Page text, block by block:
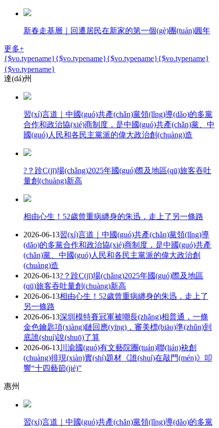
新春走基層｜回遷居民在新家的第一個(gè)團(tuán)圓年
更多+
{$vo.typename}{$vo.typename}{$vo.typename}{$vo.typename}
{$vo.typename}
達(dá)州
習(xí)言道｜中國(guó)共產(chǎn)黨領(lǐng)導(dǎo)的多黨
合作和政治協(xié)商制度，是中國(guó)共產(chǎn)黨、中
國(guó)人民和各民主黨派的偉大政治創(chuàng)造
?？跈C(jī)場(chǎng)2025年國(guó)際及地區(qū)旅客吞吐
量創(chuàng)新高
相由心生！52歲曾重病纏身的朱迅，走上了另一條路
2026-06-13習(xí)言道｜中國(guó)共產(chǎn)黨領(lǐng)導
(dǎo)的多黨合作和政治協(xié)商制度，是中國(guó)共產
(chǎn)黨、中國(guó)人民和各民主黨派的偉大政治創
(chuàng)造
2026-06-13?？跈C(jī)場(chǎng)2025年國(guó)際及地區
(qū)旅客吞吐量創(chuàng)新高
2026-06-13相由心生！52歲曾重病纏身的朱迅，走上了
另一條路
2026-06-13深圳模特賽冠軍被嘲長(zhǎng)相普通，一條
金色鑰匙項(xiàng)鏈回應(yīng)，審美標(biāo)準(zhǔn)到
底誰(shuí)說(shuō)了算
2026-06-13川渝國(guó)有文藝院團(tuán)聯(lián)袂創
(chuàng)排現(xiàn)實(shí)題材《誰(shuí)在敲門(mén)》叩
響“十四藝節(jié)”
惠州
習(xí)言道｜中國(guó)共產(chǎn)黨領(lǐng)導(dǎo)的多黨